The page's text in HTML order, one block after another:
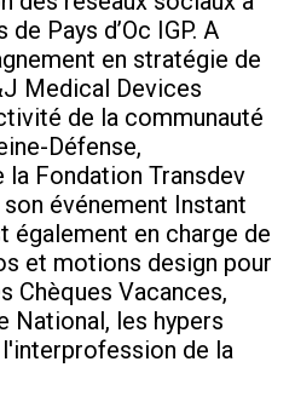
Pays d’Oc IGP. A
en stratégie de
Medical Devices
de la communauté
Défense,
Fondation Transdev
événement Instant
également en charge de
et motions design pour
Chèques Vacances,
National, les hypers
de la